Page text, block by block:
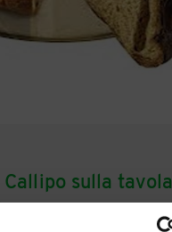
Callipo sulla tavola